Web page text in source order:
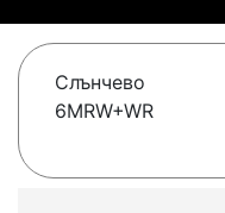
Слънчево
6MRW+WR